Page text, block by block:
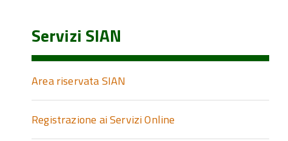
Servizi SIAN
Area riservata SIAN
Registrazione ai Servizi Online